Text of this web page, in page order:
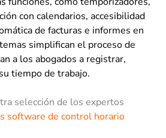
con calendarios, accesibilidad
de facturas e informes en
simplifican el proceso de
a los abogados a registrar,
tiempo de trabajo.
selección de los expertos
software de control horario